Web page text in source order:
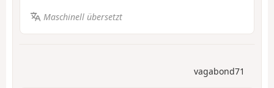
Maschinell übersetzt
vagabond71